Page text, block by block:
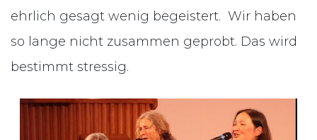
ehrlich gesagt wenig begeistert. Wir haben
so lange nicht zusammen geprobt. Das wird
bestimmt stressig.